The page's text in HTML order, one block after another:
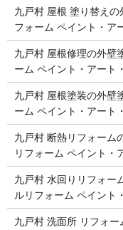
九戸村 屋根 塗り替え
フォーム ペイント・ア
九戸村 屋根修理の外壁
ーム ペイント・アート
九戸村 屋根塗装の外壁
ーム ペイント・アート
九戸村 断熱リフォーム
リフォーム ペイント・
九戸村 水回りリフォー
ルリフォーム ペイント
九戸村 洗面所 リフォ